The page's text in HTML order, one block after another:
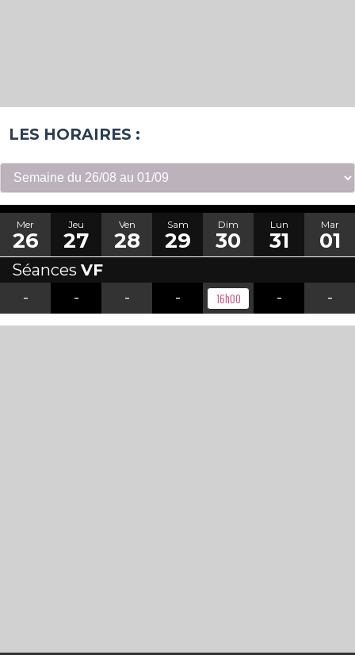
LES HORAIRES :
Mer
26
Jeu
27
Ven
28
Sam
29
Dim
30
Lun
31
Mar
01
Séances VF
-
- - - 16h00 - -